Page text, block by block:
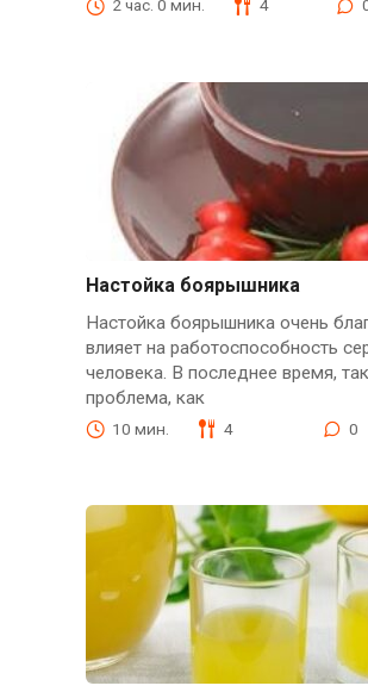
2 час. 0 мин. 4
Настойка боярышника
Настойка боярышника очень
влияет на работоспособность
человека. В последнее время,
проблема, как
10 мин. 4 0